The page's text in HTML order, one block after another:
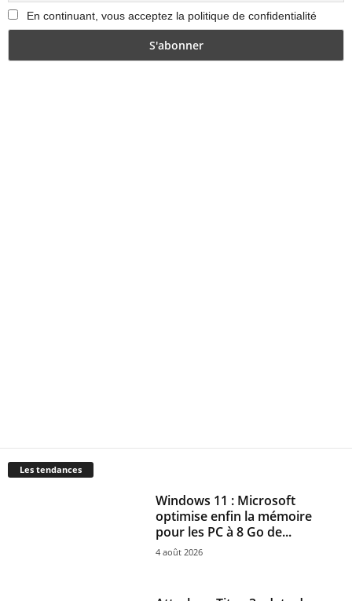
En continuant, vous acceptez la politique de confidentialité
Les tendances
Windows 11 : Microsoft
optimise enfin la mémoire
pour les PC à 8 Go de...
4 août 2026